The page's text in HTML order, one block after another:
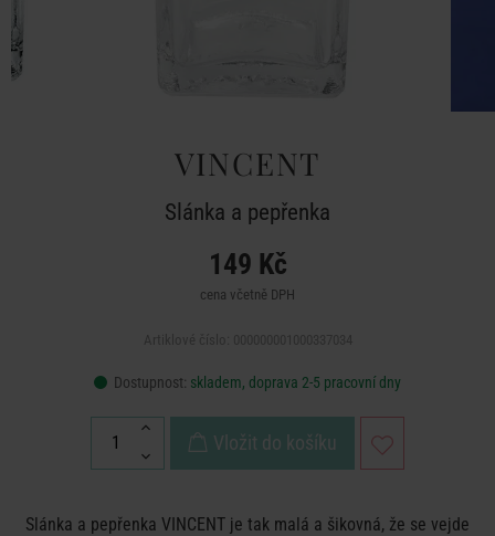
VINCENT
Slánka a pepřenka
149 Kč
cena včetně DPH
Dostupnost: skladem, doprava 2-5 pracovní dny
Vložit do košíku
Slánka a pepřenka VINCENT je tak malá a šikovná, že se vejde